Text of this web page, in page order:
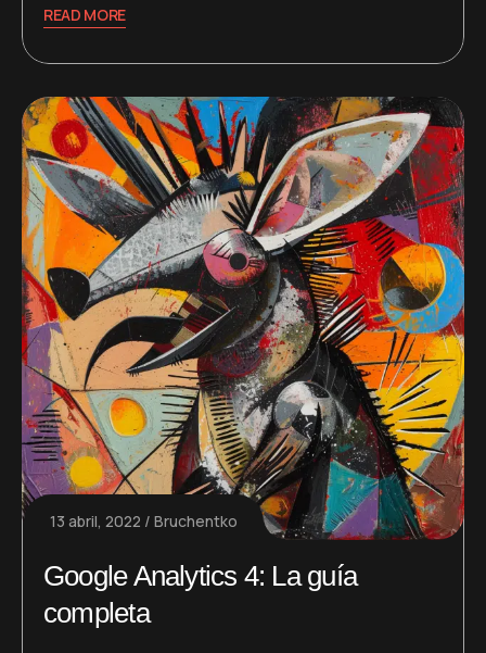
READ MORE
13 abril, 2022 Bruchentko
Google Analytics 4: La guía
completa